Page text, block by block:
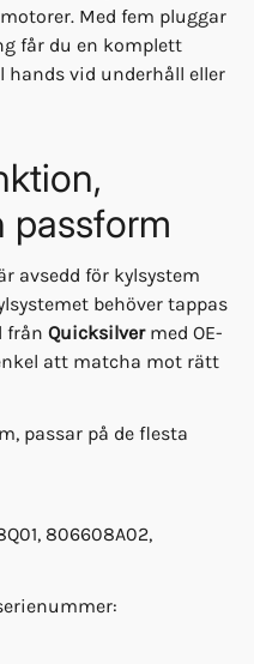
Med fem pluggar
får du en komplett
vid underhåll eller
passform
avsedd för kylsystem
behöver tappas
från Quicksilvermed OE-
att matcha mot rätt
passar på de flesta
806608A02,